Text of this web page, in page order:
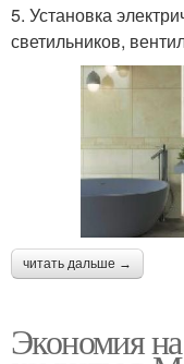
5. Установка
светильников,
читать дальше →
Экономия